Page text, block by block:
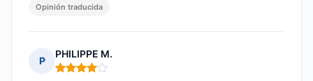
Opinión traducida
P
PHILIPPE M.
Nota: 4 de 5